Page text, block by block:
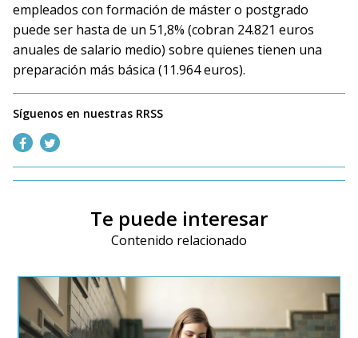
empleados con formación de máster o postgrado
puede ser hasta de un 51,8% (cobran 24.821 euros
anuales de salario medio) sobre quienes tienen una
preparación más básica (11.964 euros).
Síguenos en nuestras RRSS
Te puede interesar
Contenido relacionado